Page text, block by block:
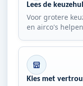
Lees de
Voor grotere
en airco's
Kies met